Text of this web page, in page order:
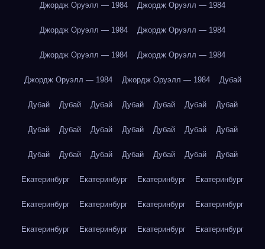
Джордж Оруэлл — 1984 Джордж Оруэлл — 1984
Джордж Оруэлл — 1984 Джордж Оруэлл — 1984
Джордж Оруэлл — 1984 Джордж Оруэлл — 1984
Джордж Оруэлл — 1984 Джордж Оруэлл — 1984 Дубай
Дубай Дубай Дубай Дубай Дубай Дубай Дубай
Дубай Дубай Дубай Дубай Дубай Дубай Дубай
Дубай Дубай Дубай Дубай Дубай Дубай Дубай
Екатеринбург Екатеринбург Екатеринбург Екатеринбург
Екатеринбург Екатеринбург Екатеринбург Екатеринбург
Екатеринбург Екатеринбург Екатеринбург Екатеринбург